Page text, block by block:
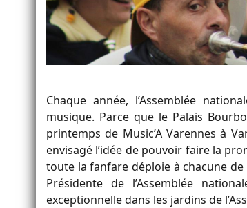
Chaque année, l’Assemblée
musique. Parce que le Palais
printemps de Music’A Varennes à
envisagé l’idée de pouvoir faire la
toute la fanfare déploie à chacune
Présidente de l’Assemblée
exceptionnelle dans les jardins de